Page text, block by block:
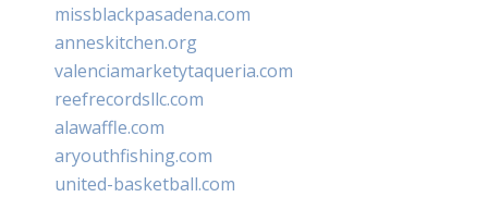
missblackpasadena.com
anneskitchen.org
valenciamarketytaqueria.com
reefrecordsllc.com
alawaffle.com
aryouthfishing.com
united-basketball.com